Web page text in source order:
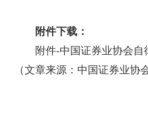
附件下载：
附件-中国证券业协会自
（文章来源：中国证券业协